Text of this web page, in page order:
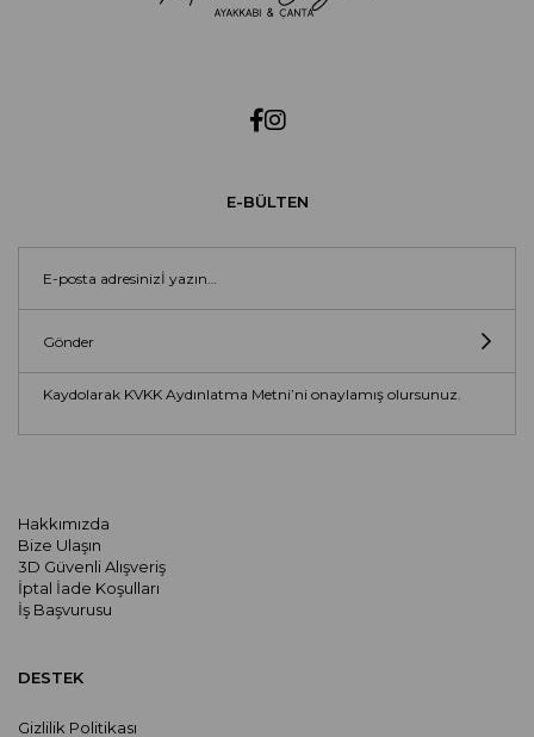
Hakkımızda
Bize Ulaşın
3D Güvenli Alışveriş
İptal İade Koşulları
İş Başvurusu
E-BÜLTEN
Gönder
Kaydolarak KVKK Aydınlatma Metni’ni onaylamış olursunuz.
DESTEK
Gizlilik Politikası